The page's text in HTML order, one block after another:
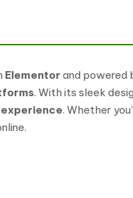
Elementor and powered
. With its sleek
. Whether